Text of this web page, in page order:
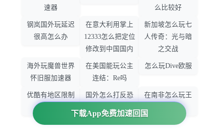
下载App免费加速回国
速器
么比较好
钢岚国外玩延迟
很高怎么办
在意大利用掌上
12333怎么把定位
修改到中国国内
新加坡怎么玩七
人传奇：光与暗
之交战
海外玩魔兽世界
怀旧服加速器
在美国能玩公主
连结：Re吗
怎么玩Dive欧服
优酷有地区限制
国外怎么打反恐
精英：全球攻势
在南非怎么玩王